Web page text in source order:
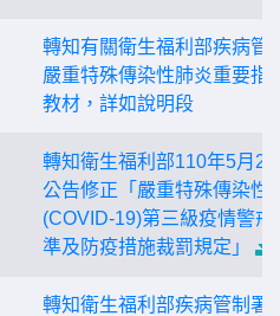
轉知有關衛生福利部疾病管
嚴重特殊傳染性肺炎重要指
教材，詳如說明段
轉知衛生福利部110年5月28
公告修正「嚴重特殊傳染性
(COVID-19)第三級疫情警戒
準及防疫措施裁罰規定」
轉知衛生福利部疾病管制署